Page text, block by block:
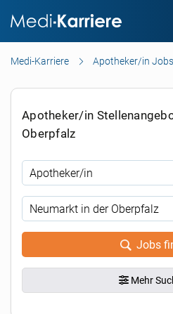
Medi-Karriere Apotheker/in Jobs
Apotheker/in
Oberpfalz
Jobs
Mehr